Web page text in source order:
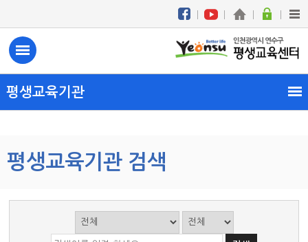
평생교육기관 검색
평생교육기관